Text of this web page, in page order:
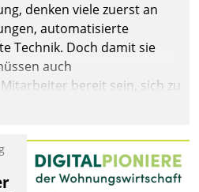
denken viele zuerst an
automatisierte
Technik. Doch damit sie
auch
bereit sein, sich zu
sonst werden sie an ihr